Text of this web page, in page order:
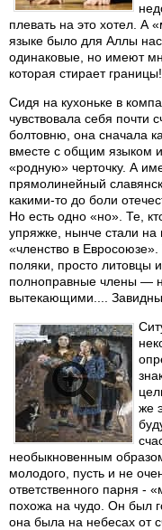
плевать на это хотел. А
языке было для Аллы
одинаковые, но имеют
которая стирает границы!
Сидя на кухоньке в
чувствовала себя почти
болтовню, она сначала
вместе с общим языком
«родную» черточку. А
прямолинейный
какими-то до боли
Но есть одно «но». Те,
упряжке, нынче стали
«членство в
поляки, просто литовцы
полноправные члены —
вытекающими....
же
необыкновенным
молодого, пусть и не
ответственного парня -
похожа на чудо. Он был
она была на небесах от